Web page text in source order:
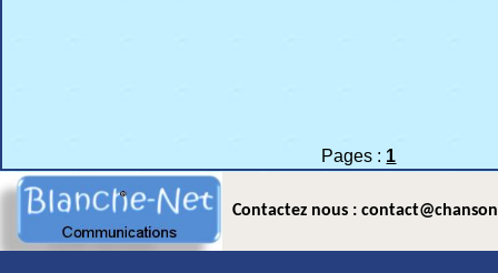
Pages : 1
Contactez nous :